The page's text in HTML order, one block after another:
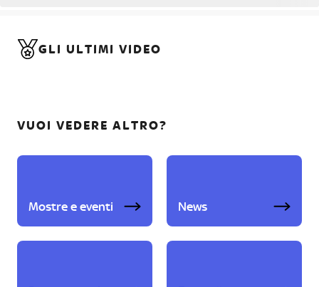
GLI ULTIMI VIDEO
VUOI VEDERE ALTRO?
Mostre e eventi News